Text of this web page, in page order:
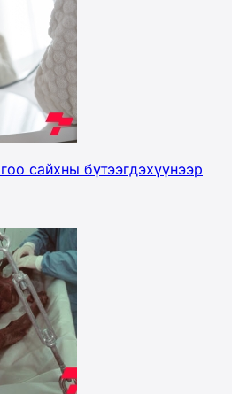
сайхны бүтээгдэхүүнээр